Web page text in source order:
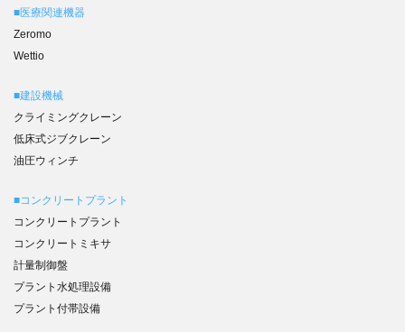
■医療関連機器
Zeromo
Wettio
■建設機械
クライミングクレーン
低床式ジブクレーン
油圧ウィンチ
■コンクリートプラント
コンクリートプラント
コンクリートミキサ
計量制御盤
プラント水処理設備
プラント付帯設備